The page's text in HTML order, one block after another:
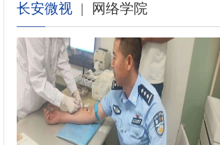
长安微视 | 网络学院